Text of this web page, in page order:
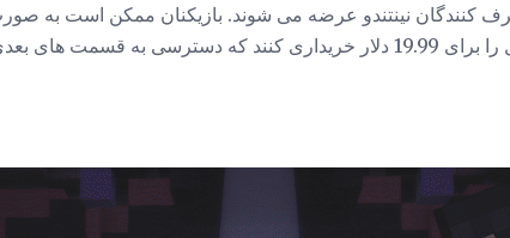
مصرف کنندگان نینتندو عرضه می شوند. بازیکنان ممکن است به
ای را بخرند و یا یک پاسپورت فصل را برای 19.99 دلار خریداری کنند که